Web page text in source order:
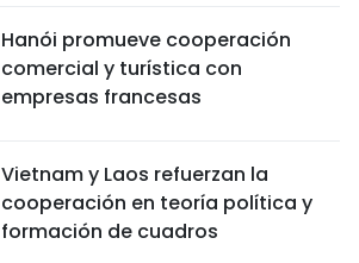
Hanói promueve cooperación
comercial y turística con
empresas francesas
Vietnam y Laos refuerzan la
cooperación en teoría política y
formación de cuadros